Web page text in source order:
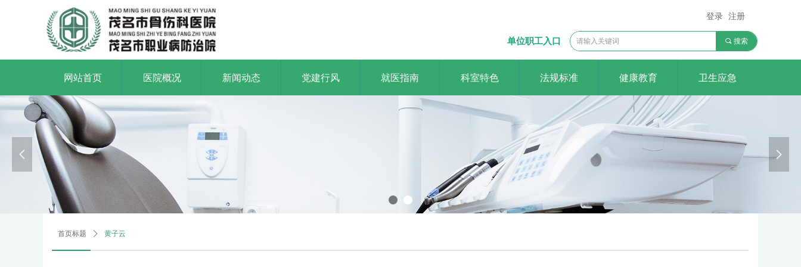
单位职工入口 끠 搜索
登录 注册
打造一流品牌医院，做老百姓依赖的好医院
Build a first-class brand hospital and be a good hospital for the common people to rely on
넳 넲
网站首页 医院概况 新闻动态 党建行风 就医指南 科室特色 法规标准 健康教育 卫生应急
首页标题 ꄲ 黄子云